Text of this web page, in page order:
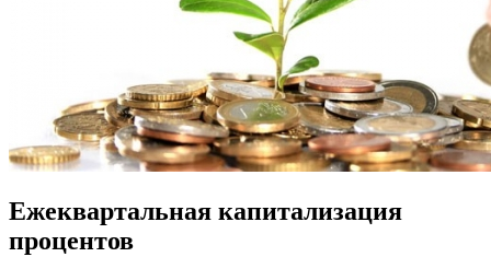
Ежеквартальная капитализация
процентов